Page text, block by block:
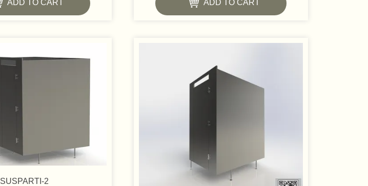
ADD TO CART ADD TO CART
SUSPARTI-2